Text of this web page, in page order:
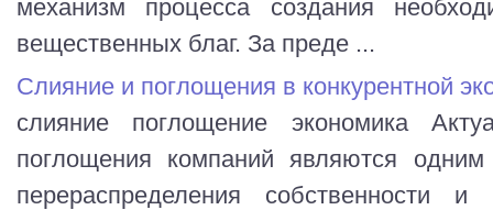
механизм процесса создания
вещественных благ. За преде ...
Слияние и поглощения в конкурентной
слияние поглощение экономика
поглощения компаний являются
перераспределения собственности